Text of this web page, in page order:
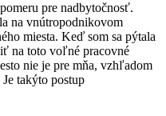
pre nadbytočnosť.
na vnútropodnikovom
miesta. Keď som sa pýtala
na toto voľné pracovné
nie je pre mňa, vzhľadom
takýto postup